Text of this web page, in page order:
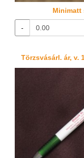
Minimatt
-
Törzsvásárl. ár, v.